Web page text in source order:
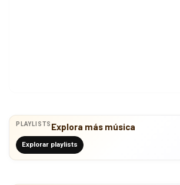
PLAYLISTS Explora más música
Explorar playlists